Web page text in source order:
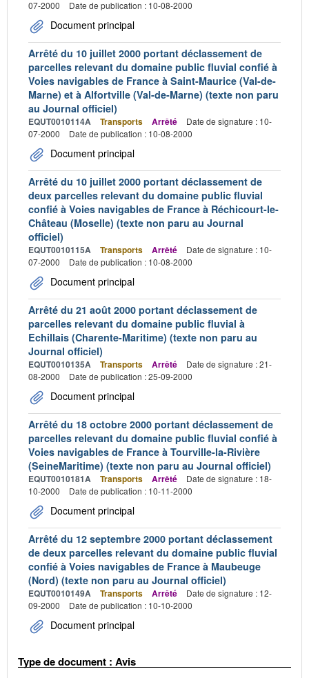
07-2000 Date de publication : 10-08-2000
Document principal
Arrêté du 10 juillet 2000 portant déclassement de
parcelles relevant du domaine public fluvial confié à
Voies navigables de France à Saint-Maurice (Val-de-
Marne) et à Alfortville (Val-de-Marne) (texte non paru
au Journal officiel)
EQUT0010114A Transports Arrêté
Date de signature : 10-
07-2000
Date de publication : 10-08-2000
Document principal
Arrêté du 10 juillet 2000 portant déclassement de
deux parcelles relevant du domaine public fluvial
confié à Voies navigables de France à Réchicourt-le-
Château (Moselle) (texte non paru au Journal
officiel)
EQUT0010115A Transports Arrêté
Date de signature : 10-
07-2000
Date de publication : 10-08-2000
Document principal
Arrêté du 21 août 2000 portant déclassement de
parcelles relevant du domaine public fluvial à
Echillais (Charente-Maritime) (texte non paru au
Journal officiel)
EQUT0010135A Transports Arrêté
Date de signature : 21-
08-2000
Date de publication : 25-09-2000
Document principal
Arrêté du 18 octobre 2000 portant déclassement de
parcelles relevant du domaine public fluvial confié à
Voies navigables de France à Tourville-la-Rivière
(SeineMaritime) (texte non paru au Journal officiel)
EQUT0010181A Transports Arrêté
Date de signature : 18-
10-2000
Date de publication : 10-11-2000
Document principal
Arrêté du 12 septembre 2000 portant déclassement
de deux parcelles relevant du domaine public fluvial
confié à Voies navigables de France à Maubeuge
(Nord) (texte non paru au Journal officiel)
EQUT0010149A Transports Arrêté
Date de signature : 12-
09-2000
Date de publication : 10-10-2000
Document principal
Type de document : Avis